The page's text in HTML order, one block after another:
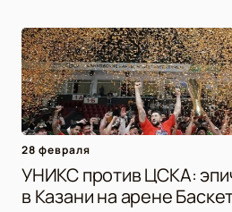
28 февраля
УНИКС против ЦСКА:
в Казани на арене